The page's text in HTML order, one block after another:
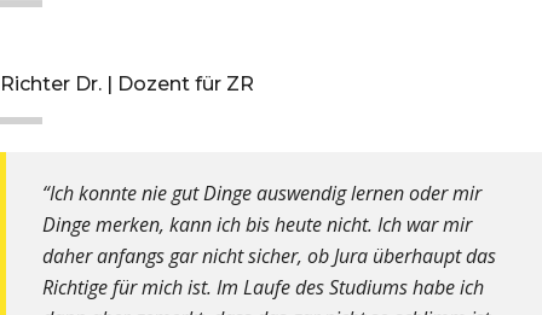
Richter Dr. | Dozent für ZR
“Ich konnte nie gut Dinge auswendig lernen oder mir
Dinge merken, kann ich bis heute nicht. Ich war mir
daher anfangs gar nicht sicher, ob Jura überhaupt das
Richtige für mich ist. Im Laufe des Studiums habe ich